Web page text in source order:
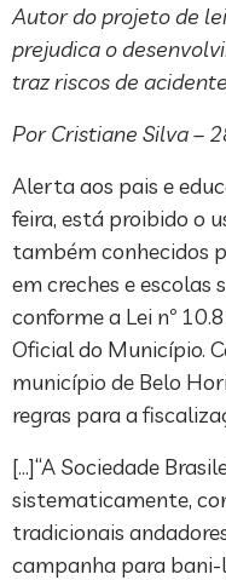
Autor do projeto de
prejudica o
traz riscos de
Por Cristiane Silva –
Alerta aos pais e
feira, está proibido o
também conhecidos
em creches e escolas
conforme a Lei nº
Oficial do Município.
município de Belo
regras para a
[…]“A Sociedade
sistematicamente,
tradicionais
campanha para bani-